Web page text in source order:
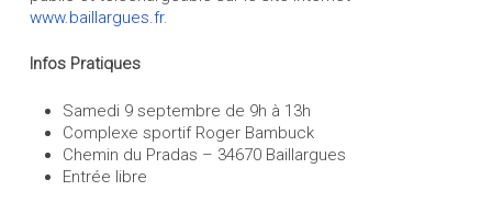
www.baillargues.fr.
Infos Pratiques
Samedi 9 septembre de 9h à 13h
Complexe sportif Roger Bambuck
Chemin du Pradas – 34670 Baillargues
Entrée libre